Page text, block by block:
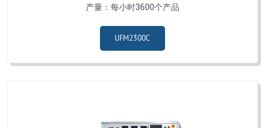
产量：每小时3600个产品
UFM2300C